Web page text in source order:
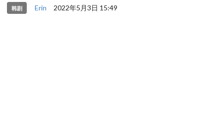
韩剧 Erin 2022年5月3日 15:49